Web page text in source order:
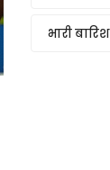
भारी बारिश